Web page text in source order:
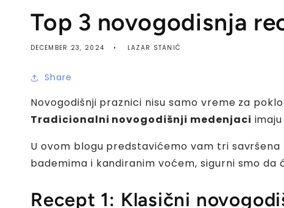
Top 3 novogodisnja
DECEMBER 23, 2024 LAZAR STANIĆ
Share
Novogodišnji praznici nisu samo vreme za
Tradicionalni novogodišnji medenjaci
U ovom blogu predstavićemo vam tri
bademima i kandiranim voćem, sigurni smo
Recept 1: Klasični